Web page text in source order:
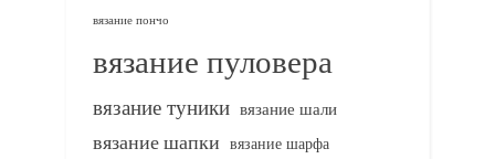
вязание пончо
вязание пуловера
вязание туники вязание шали
вязание шапки вязание шарфа